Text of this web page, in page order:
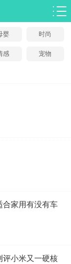
婴 时尚
感 宠物
合家用有没有车
评小米又一硬核